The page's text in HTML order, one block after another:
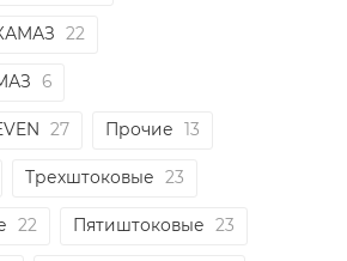
22
6
27 Прочие 13
Трехштоковые 23
22 Пятиштоковые 23